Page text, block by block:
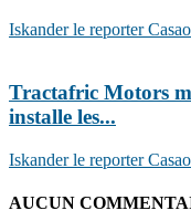
Iskander le reporter
Tractafric Motors
installe les...
Iskander le reporter
AUCUN